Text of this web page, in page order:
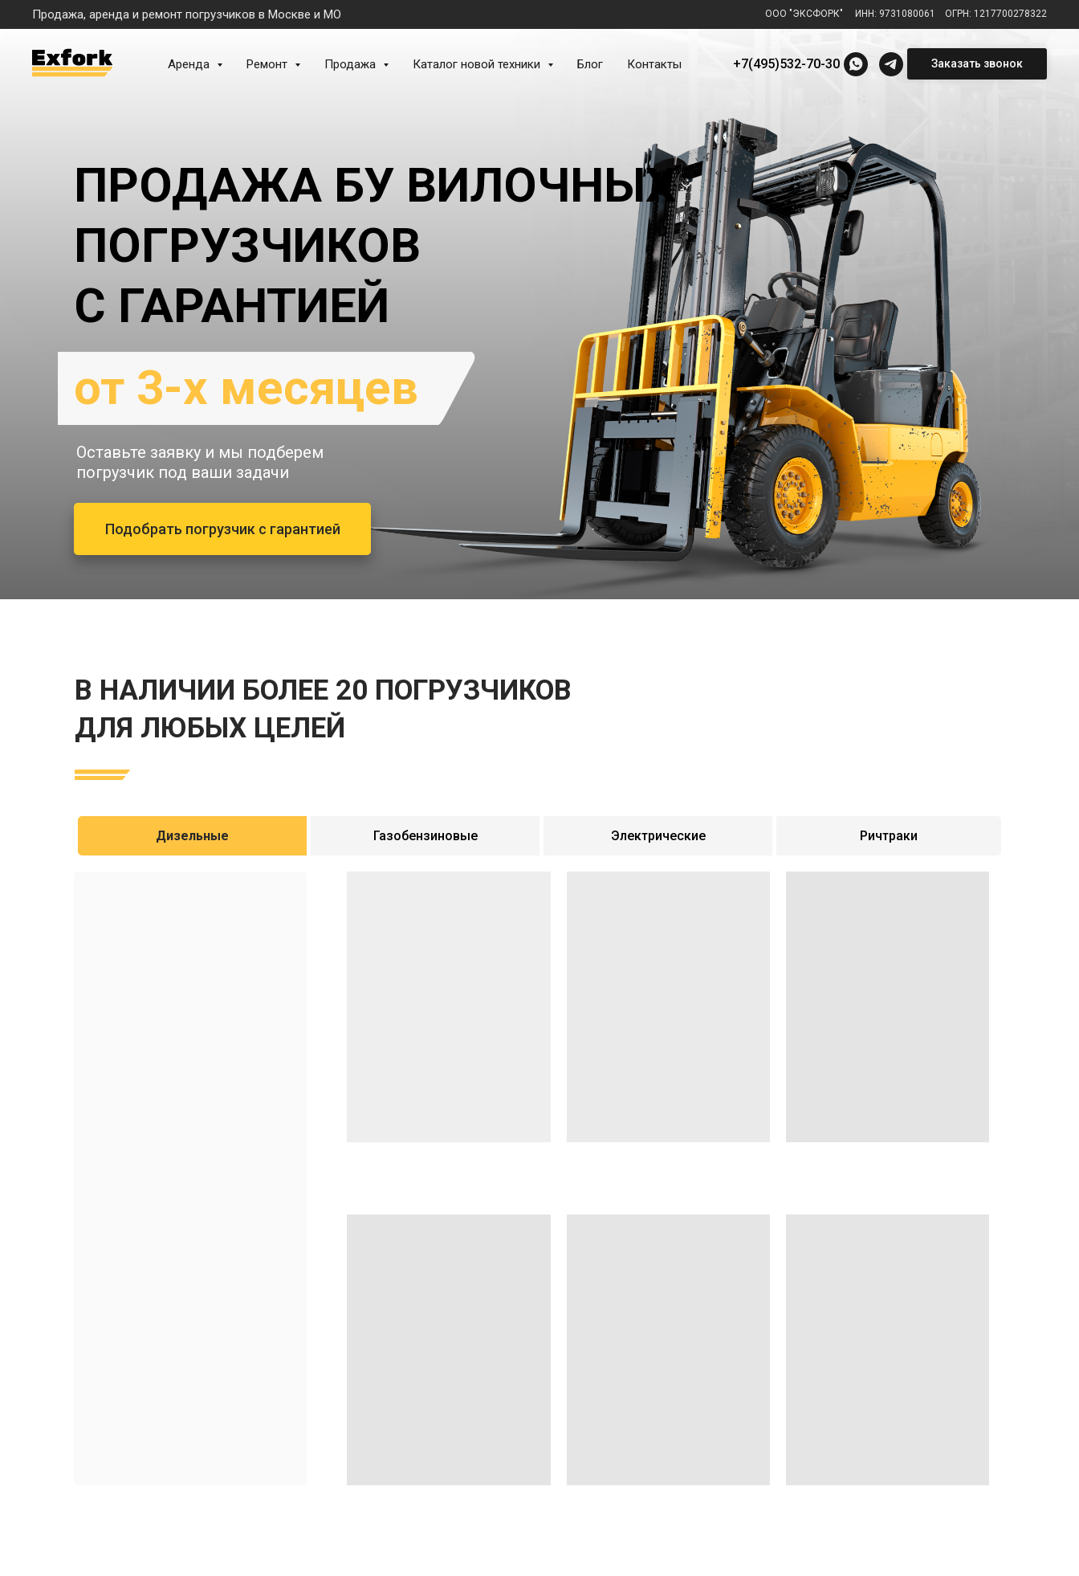
ООО "ЭКСФОРК" ИНН: 9731080061 ОГРН: 1217700278322
Продажа, аренда и ремонт погрузчиков в Москве и МО
Аренда Ремонт Продажа Каталог новой техники Блог Контакты +7(495)532-70-30 Заказать звонок
от 3-х месяцев
Подобрать погрузчик с гарантией
Оставьте заявку и мы подберем
погрузчик под ваши задачи
ПРОДАЖА БУ ВИЛОЧНЫХ
ПОГРУЗЧИКОВ
С ГАРАНТИЕЙ
В НАЛИЧИИ БОЛЕЕ 20 ПОГРУЗЧИКОВ
ДЛЯ ЛЮБЫХ ЦЕЛЕЙ
Дизельные Газобензиновые Электрические Ричтраки